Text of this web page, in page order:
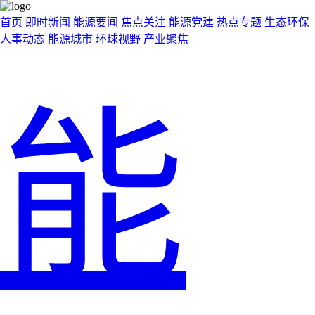
首页 即时新闻 能源要闻 焦点关注 能源党建 热点专题 生态环保
人事动态 能源城市 环球视野 产业聚焦
能